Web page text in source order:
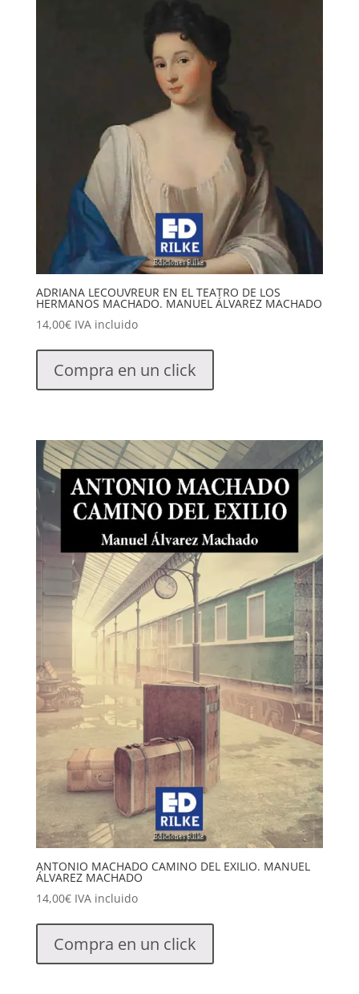
ADRIANA LECOUVREUR EN EL TEATRO DE LOS
HERMANOS MACHADO. MANUEL ÁLVAREZ MACHADO
14,00€ IVA incluido
Compra en un click
ANTONIO MACHADO CAMINO DEL EXILIO. MANUEL
ÁLVAREZ MACHADO
14,00€ IVA incluido
Compra en un click